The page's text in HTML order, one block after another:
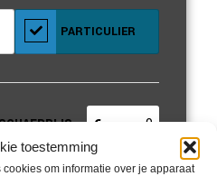
toestemming
om informatie over je apparaat
PARTICULIER